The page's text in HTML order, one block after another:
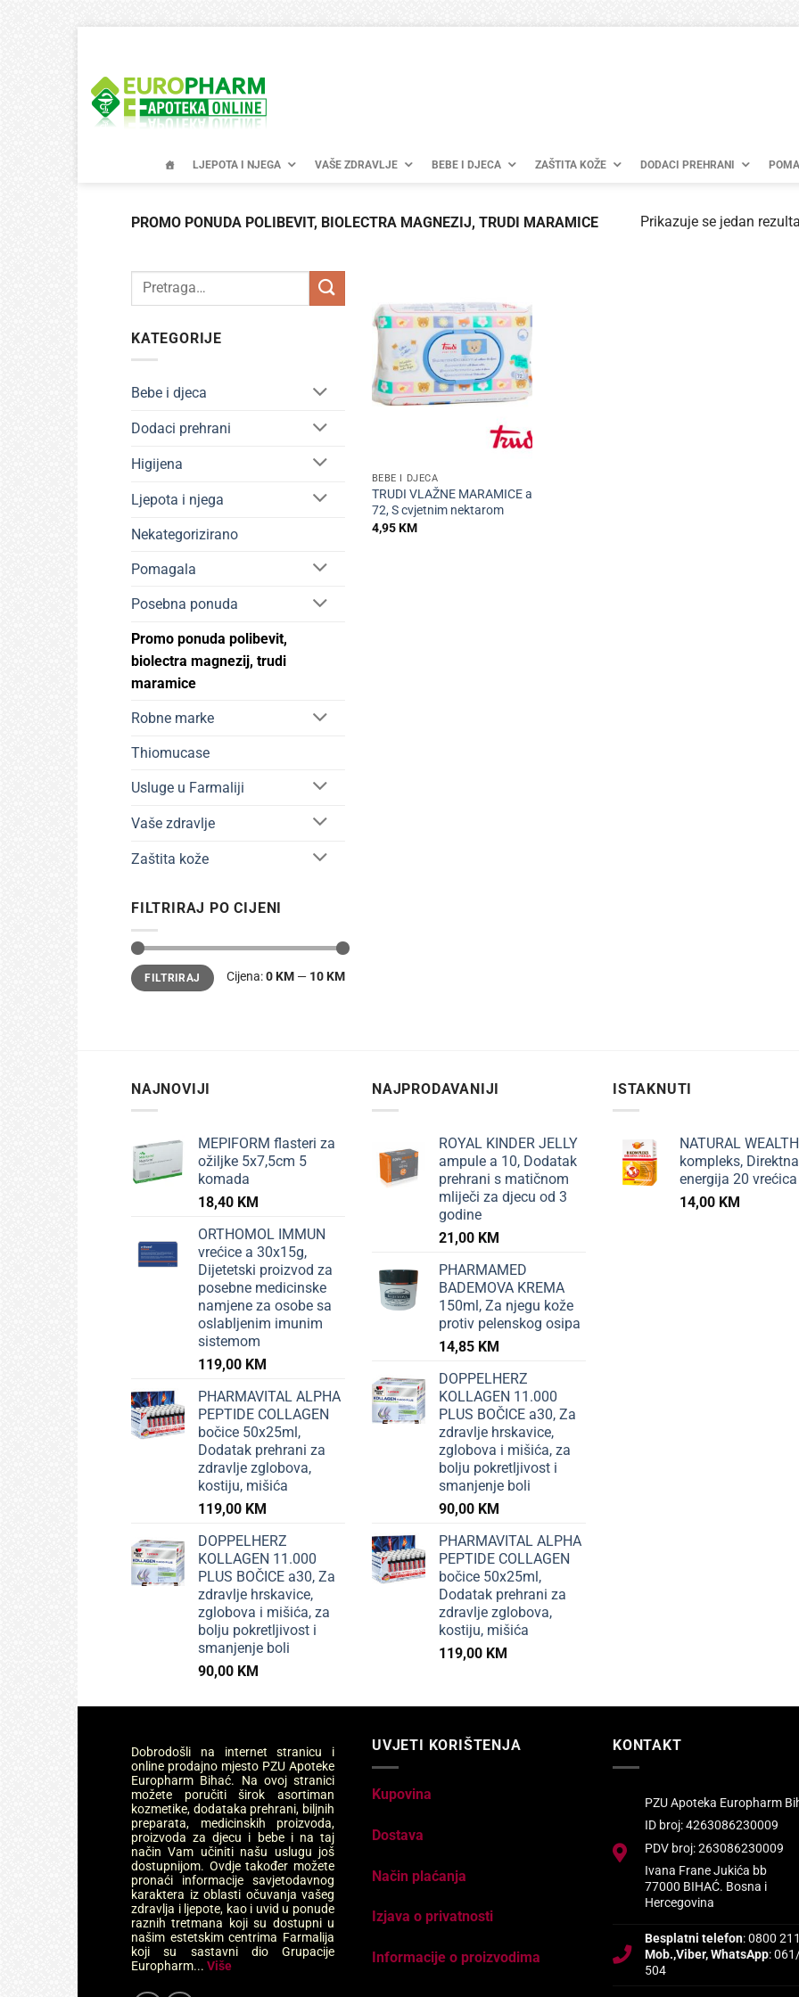
content
LJEPOTA I NJEGA VAŠE ZDRAVLJE BEBE I DJECA ZAŠTITA KOŽE DODACI PREHRANI
PROMO PONUDA POLIBEVIT, BIOLECTRA MAGNEZIJ, TRUDI MARAMICE Prikazuje se jedan
Pretraži:
KATEGORIJE
Bebe i djeca
Dodaci prehrani
Higijena
Ljepota i njega
Nekategorizirano
Pomagala
Posebna ponuda
Promo ponuda polibevit,
biolectra magnezij, trudi
maramice
Robne marke
Thiomucase
Usluge u Farmaliji
Vaše zdravlje
Zaštita kože
FILTRIRAJ PO CIJENI
Min
cijena
Maks
cijenaFILTRIRAJ Cijena:0 KM — 10 KM
BEBE I DJECA
TRUDI VLAŽNE MARAMICE a
72, S cvjetnim nektarom
4,95KM
NAJNOVIJI
MEPIFORM flasteri za
ožiljke 5x7,5cm 5
komada
18,40 KM
ORTHOMOL IMMUN
vrećice a 30x15g,
Dijetetski proizvod za
posebne medicinske
namjene za osobe sa
oslabljenim imunim
sistemom
119,00 KM
PHARMAVITAL ALPHA
PEPTIDE COLLAGEN
bočice 50x25ml,
Dodatak prehrani za
zdravlje zglobova,
kostiju, mišića
119,00 KM
DOPPELHERZ
KOLLAGEN 11.000
PLUS BOČICE a30, Za
zdravlje hrskavice,
zglobova i mišića, za
bolju pokretljivost i
smanjenje boli
90,00 KM
NAJPRODAVANIJI
ROYAL KINDER JELLY
ampule a 10, Dodatak
prehrani s matičnom
mliječi za djecu od 3
godine
21,00 KM
PHARMAMED
BADEMOVA KREMA
150ml, Za njegu kože
protiv pelenskog osipa
14,85 KM
DOPPELHERZ
KOLLAGEN 11.000
PLUS BOČICE a30, Za
zdravlje hrskavice,
zglobova i mišića, za
bolju pokretljivost i
smanjenje boli
90,00 KM
PHARMAVITAL ALPHA
PEPTIDE COLLAGEN
bočice 50x25ml,
Dodatak prehrani za
zdravlje zglobova,
kostiju, mišića
119,00 KM
ISTAKNUTI
NATURAL
kompleks, Direktna
energija 20 vrećica
14,00 KM
Dobrodošli na internet stranicu i
online prodajno mjesto PZU Apoteke
Europharm Bihać. Na ovoj stranici
možete poručiti širok asortiman
kozmetike, dodataka prehrani, biljnih
preparata, medicinskih proizvoda,
proizvoda za djecu i bebe i na taj
način Vam učiniti našu uslugu još
dostupnijom. Ovdje također možete
pronaći informacije savjetodavnog
karaktera iz oblasti očuvanja vašeg
zdravlja i ljepote, kao i uvid u ponude
raznih tretmana koji su dostupni u
našim estetskim centrima Farmalija
koji su sastavni dio Grupacije
Europharm... Više
UVJETI KORIŠTENJA
Kupovina
Dostava
Način plaćanja
Izjava o privatnosti
Informacije o proizvodima
KONTAKT
PZU Apoteka Europharm
ID broj: 4263086230009
PDV broj: 263086230009
Ivana Frane Jukića bb
77000 BIHAĆ. Bosna i
Hercegovina
Besplatni telefon: 0800
Mob.,Viber, WhatsApp:
504